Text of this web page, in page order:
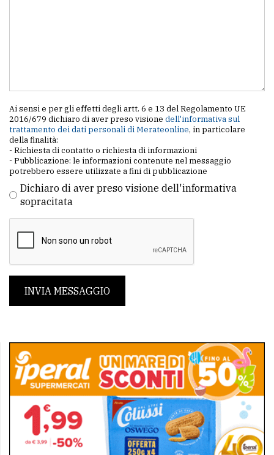
Ai sensi e per gli effetti degli artt. 6 e 13 del Regolamento UE
2016/679 dichiaro di aver preso visione dell'informativa sul
trattamento dei dati personali di Merateonline, in particolare
della finalità:
- Richiesta di contatto o richiesta di informazioni
- Pubblicazione: le informazioni contenute nel messaggio
potrebbero essere utilizzate a fini di pubblicazione
Dichiaro di aver preso visione dell'informativa
sopracitata
INVIA MESSAGGIO